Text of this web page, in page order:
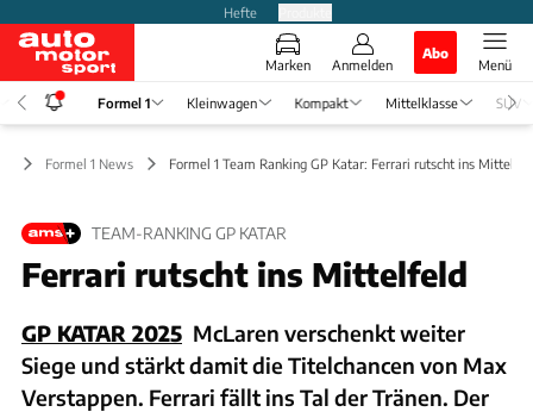
Hefte
Marken Anmelden
Abo
Menü
Formel 1 Kleinwagen Kompakt Mittelklasse SUV
Formel 1 News Formel 1 Team Ranking GP Katar: Ferrari rutscht ins
TEAM-RANKING GP KATAR
Ferrari rutscht ins Mittelfeld
GP KATAR 2025 McLaren verschenkt weiter
Siege und stärkt damit die Titelchancen von Max
Verstappen. Ferrari fällt ins Tal der Tränen. Der